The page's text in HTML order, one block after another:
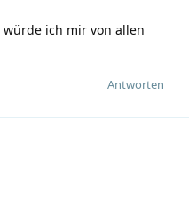
ich mir von allen
Antworten